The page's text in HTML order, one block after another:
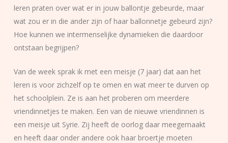
leren praten over wat er in jouw ballontje gebeurde, maar
wat zou er in die ander zijn of haar ballonnetje gebeurd zijn?
Hoe kunnen we intermenselijke dynamieken die daardoor
ontstaan begrijpen?
Van de week sprak ik met een meisje (7 jaar) dat aan het
leren is voor zichzelf op te omen en wat meer te durven op
het schoolplein. Ze is aan het proberen om meerdere
vriendinnetjes te maken. Een van de nieuwe vriendinnen is
een meisje uit Syrie. Zij heeft de oorlog daar meegemaakt
en heeft daar onder andere ook haar broertje moeten